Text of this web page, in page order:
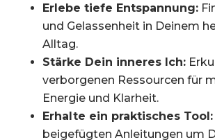
Erlebe tiefe Entspannung:
und Gelassenheit in Deinem
Alltag.
Stärke Dein inneres Ich:
verborgenen Ressourcen für
Energie und Klarheit.
Erhalte ein praktisches Tool:
beigefügten Anleitungen um